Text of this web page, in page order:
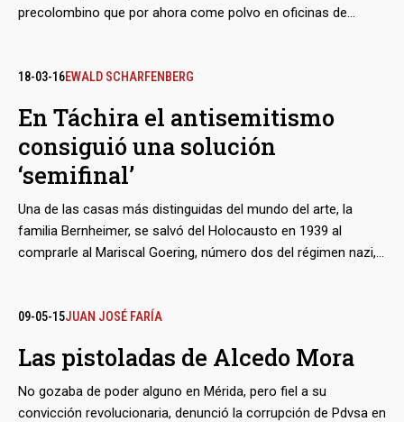
precolombino que por ahora come polvo en oficinas de
irregular por obra de un inmigrante estonio que hizo fortuna
acusaban de participar en crímenes durante la II Guerra
Mundial. Se llamaba Harry Mannil, murió en 2010, y nunca llegó
a enfrentar a la justicia ni por esas versiones ni por el tráfico
irregular de patrimonio cultural en el que incurrió.
18-03-16EWALD SCHARFENBERG
En Táchira el antisemitismo
consiguió una solución
‘semifinal’
Una de las casas más distinguidas del mundo del arte, la
familia Bernheimer, se salvó del Holocausto en 1939 al
comprarle al Mariscal Goering, número dos del régimen nazi,
todo su patrimonio.
09-05-15JUAN JOSÉ FARÍA
Las pistoladas de Alcedo Mora
No gozaba de poder alguno en Mérida, pero fiel a su
convicción revolucionaria, denunció la corrupción de Pdvsa en